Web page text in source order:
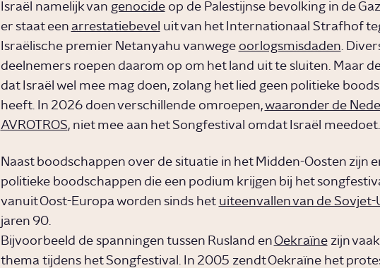
Israël namelijk van genocideop de Palestijnse bevolking in de
er staat een arrestatiebevel uit van het Internationaal Strafhof
Israëlische premier Netanyahu vanwege oorlogsmisdaden.
deelnemers roepen daarom op om het land uit te sluiten. Maar
dat Israël wel mee mag doen, zolang het lied geen politieke
heeft. In 2026 doen verschillende omroepen,waaronder de
AVROTROS, niet mee aan het Songfestival omdat Israël meedoet.
Naast boodschappen over de situatie in het Midden-Oosten zijn
politieke boodschappen die een podium krijgen bij het
vanuit Oost-Europa worden sinds het uiteenvallen van de Sovjet-
jaren 90.
Bijvoorbeeld de spanningen tussen Rusland enOekraïnezijn
thema tijdens het Songfestival. In 2005 zendt Oekraïne het